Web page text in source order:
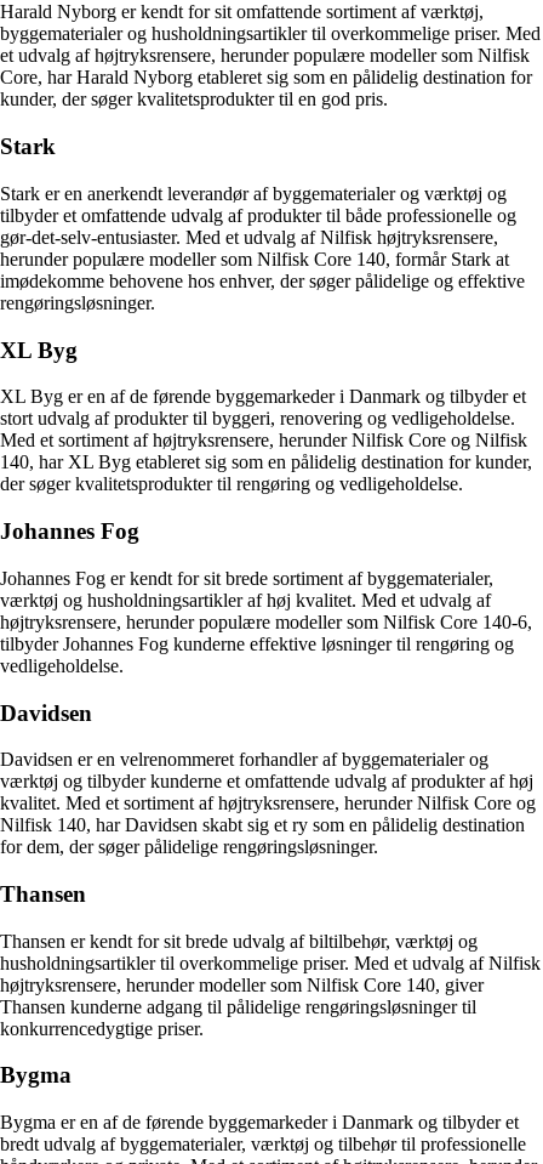
Harald Nyborg er kendt for sit omfattende sortiment af værktøj,
byggematerialer og husholdningsartikler til overkommelige priser. Med
et udvalg af højtryksrensere, herunder populære modeller som Nilfisk
Core, har Harald Nyborg etableret sig som en pålidelig destination for
kunder, der søger kvalitetsprodukter til en god pris.
Stark
Stark er en anerkendt leverandør af byggematerialer og værktøj og
tilbyder et omfattende udvalg af produkter til både professionelle og
gør-det-selv-entusiaster. Med et udvalg af Nilfisk højtryksrensere,
herunder populære modeller som Nilfisk Core 140, formår Stark at
imødekomme behovene hos enhver, der søger pålidelige og effektive
rengøringsløsninger.
XL Byg
XL Byg er en af de førende byggemarkeder i Danmark og tilbyder et
stort udvalg af produkter til byggeri, renovering og vedligeholdelse.
Med et sortiment af højtryksrensere, herunder Nilfisk Core og Nilfisk
140, har XL Byg etableret sig som en pålidelig destination for kunder,
der søger kvalitetsprodukter til rengøring og vedligeholdelse.
Johannes Fog
Johannes Fog er kendt for sit brede sortiment af byggematerialer,
værktøj og husholdningsartikler af høj kvalitet. Med et udvalg af
højtryksrensere, herunder populære modeller som Nilfisk Core 140-6,
tilbyder Johannes Fog kunderne effektive løsninger til rengøring og
vedligeholdelse.
Davidsen
Davidsen er en velrenommeret forhandler af byggematerialer og
værktøj og tilbyder kunderne et omfattende udvalg af produkter af høj
kvalitet. Med et sortiment af højtryksrensere, herunder Nilfisk Core og
Nilfisk 140, har Davidsen skabt sig et ry som en pålidelig destination
for dem, der søger pålidelige rengøringsløsninger.
Thansen
Thansen er kendt for sit brede udvalg af biltilbehør, værktøj og
husholdningsartikler til overkommelige priser. Med et udvalg af Nilfisk
højtryksrensere, herunder modeller som Nilfisk Core 140, giver
Thansen kunderne adgang til pålidelige rengøringsløsninger til
konkurrencedygtige priser.
Bygma
Bygma er en af de førende byggemarkeder i Danmark og tilbyder et
bredt udvalg af byggematerialer, værktøj og tilbehør til professionelle